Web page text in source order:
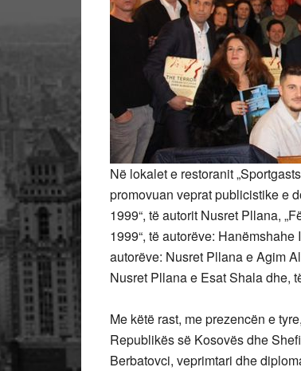
Në lokalet e restoranit
promovuan veprat publicistike e
1999“, të autorit Nusret Pllana,
1999“, të autorëve:
autorëve: Nusret Pllana e Agim
Nusret Pllana e Esat Shala dhe,
Me këtë rast, me prezencën e
Republikës së Kosovës dhe
Berbatovci, veprimtari dhe